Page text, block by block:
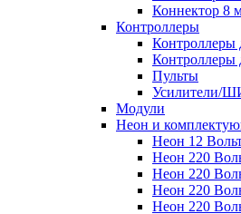
Коннектор 8
Контроллеры
Контроллеры
Контроллеры
Пульты
Усилители/
Модули
Неон и
Неон 12
Неон 220
Неон 220
Неон 220
Неон 220